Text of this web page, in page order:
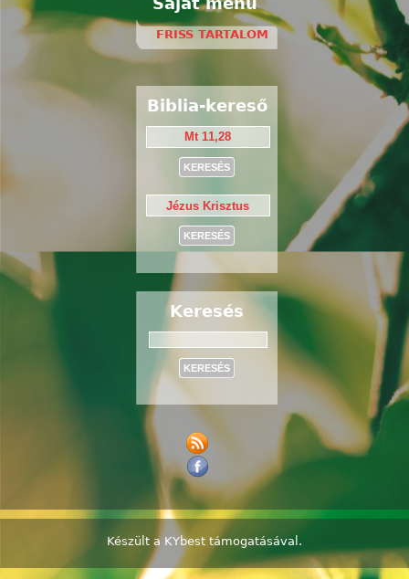
FRISS TARTALOM
Biblia-kereső
Keresés
Készült a KYbest támogatásával.